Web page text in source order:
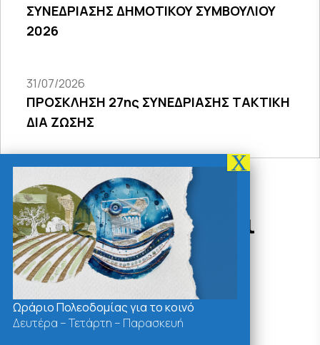
ΣΥΝΕΔΡΙΑΣΗΣ ΔΗΜΟΤΙΚΟΥ ΣΥΜΒΟΥΛΙΟΥ
2026
31/07/2026
ΠΡΟΣΚΛΗΣΗ 27ης ΣΥΝΕΔΡΙΑΣΗΣ ΤΑΚΤΙΚΗ
ΔΙΑ ΖΩΣΗΣ
Δράσεις - Χρήσιμοι
Σύνδεσμοι
Ωράριο Πολεοδομίας για το κοινό
Δευτέρα – Τετάρτη – Παρασκευή